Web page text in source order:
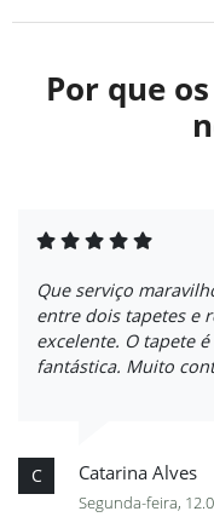
Por que
Que serviço
entre dois tapetes e
excelente. O tapete
fantástica. Muito
C Catarina Alves
Segunda-feira,